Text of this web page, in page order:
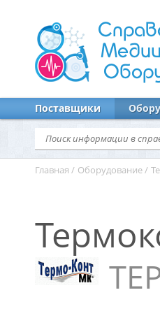
Поставщики
Главная / Оборудование /